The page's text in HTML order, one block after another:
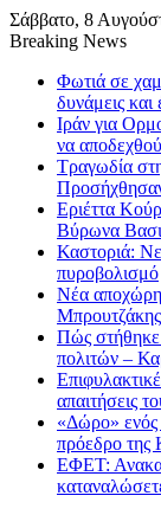
Σάββατο, 8
Breaking News
Φωτιά σε
δυνάμεις και
Ιράν για
να
Τραγωδία
Προσήχθησαν
Εριέττα
Βύρωνα
Καστοριά:
πυροβολισμό
Νέα
Μπρουτζάκης
Πώς στήθηκε
πολιτών –
απαιτήσεις
«Δώρο» ενός
πρόεδρο της
ΕΦΕΤ: